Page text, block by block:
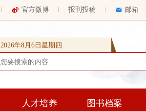
官方微博 报刊投稿 邮箱
2026年8月6日星期四
人才培养 图书档案